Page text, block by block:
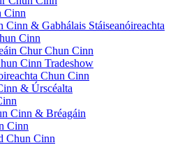
Cinn
& Gabhálais Stáiseanóireachta
Cinn
Chur Chun Cinn
Cinn Tradeshow
Chun Cinn
& Úrscéalta
Cinn & Bréagáin
Cinn
Chun Cinn